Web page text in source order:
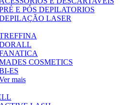
E PÓS DEPILATORIOS
LASER
COSMETICS
ES
mais